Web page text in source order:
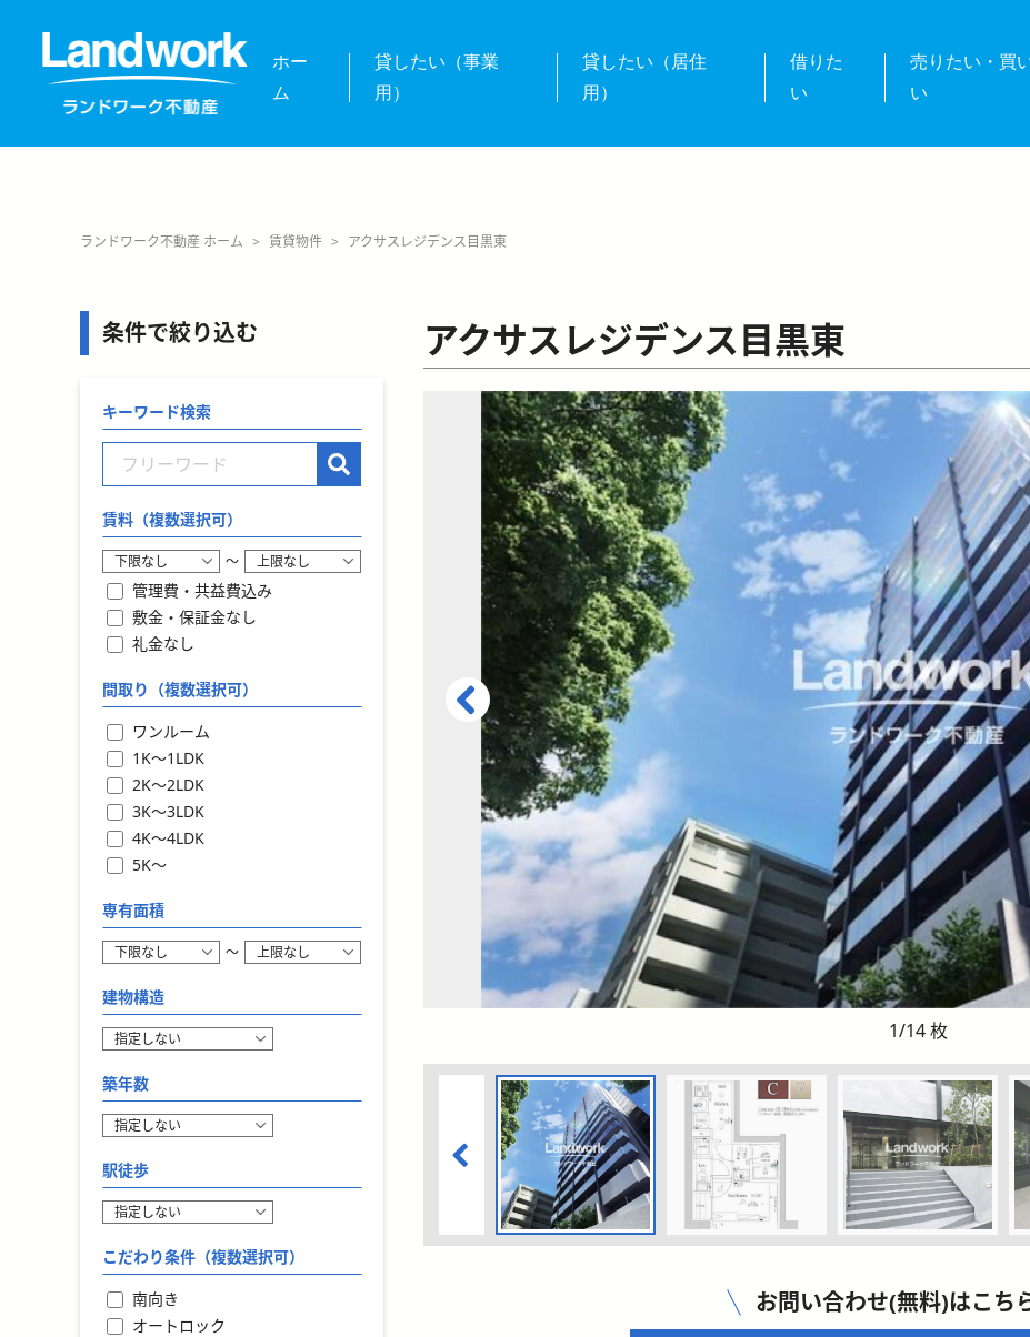
ホー
ム
貸したい（事業
用）
貸したい（居住
用）
借りた
い
売りたい・買
い
ランドワーク不動産 ホーム > 賃貸物件 > アクサスレジデンス目黒東
アクサスレジデンス目黒東
1/14枚
お問い合わせ(無料)はこち
条件で絞り込む
キーワード検索
賃料（複数選択可）
〜
管理費・共益費込み
敷金・保証金なし
礼金なし
間取り（複数選択可）
ワンルーム
1K〜1LDK
2K〜2LDK
3K〜3LDK
4K〜4LDK
5K〜
専有面積
〜
建物構造
築年数
駅徒歩
こだわり条件（複数選択可）
南向き
オートロック